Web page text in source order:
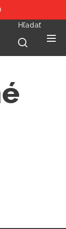
Hľadať